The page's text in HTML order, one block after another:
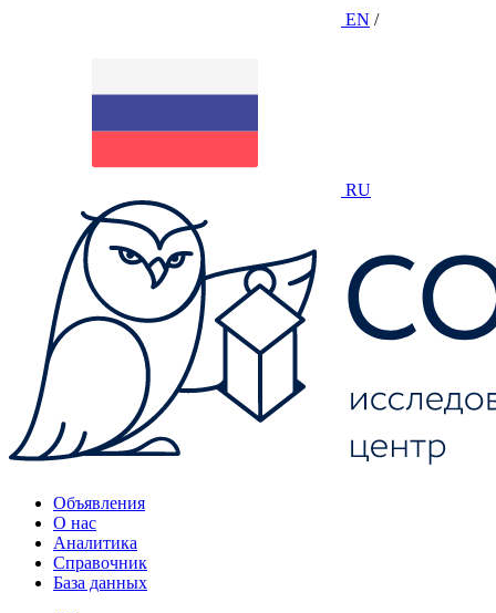
EN /
RU
Объявления
О нас
Аналитика
Справочник
База данных